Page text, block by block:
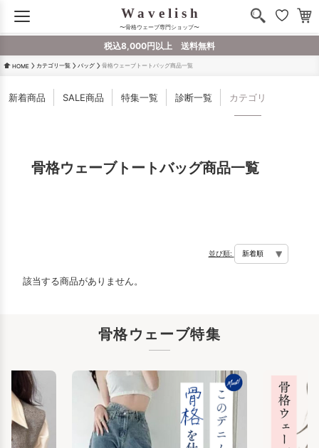
〜骨格ウェーブ専門ショップ〜
税込8,000円以上 送料無料
HOME カテゴリ一覧 バッグ 骨格ウェーブトートバッグ商品一覧
新着商品 SALE商品 特集一覧 診断一覧 カテゴリ
骨格ウェーブトートバッグ商品一覧
並び順:
該当する商品がありません。
骨格ウェーブ特集